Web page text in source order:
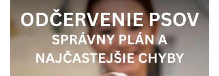
j
e